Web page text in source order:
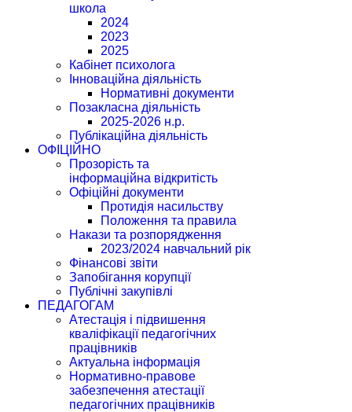
школа
2024
2023
2025
Кабінет психолога
Інноваційна діяльність
Нормативні документи
Позакласна діяльність
2025-2026 н.р.
Публікаційна діяльність
ОФІЦІЙНО
Прозорість та
інформаційна відкритість
Офіційні документи
Протидія насильству
Положення та правила
Накази та розпорядження
2023/2024 навчальний рік
Фінансові звіти
Запобігання корупції
Публічні закупівлі
ПЕДАГОГАМ
Атестація і підвишення
кваліфікації педагогічних
працівників
Актуальна інформація
Нормативно-правове
забезпечення атестації
педагогічних працівників